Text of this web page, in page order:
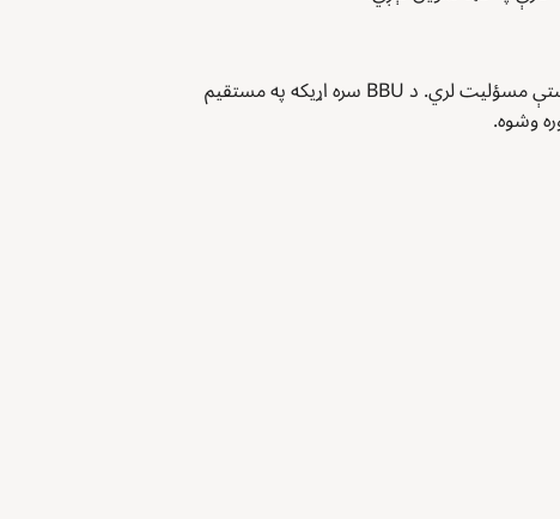
د هرکلي او ملاتړ خدماتو فدرالي آژانس/اداره (BBU GmbH) په آسټريا/اتریش کې د ستنېدنې مشورې او ستنېدنې مرستې مسؤلیت لري. د BBU سره اړیکه په مستقیم